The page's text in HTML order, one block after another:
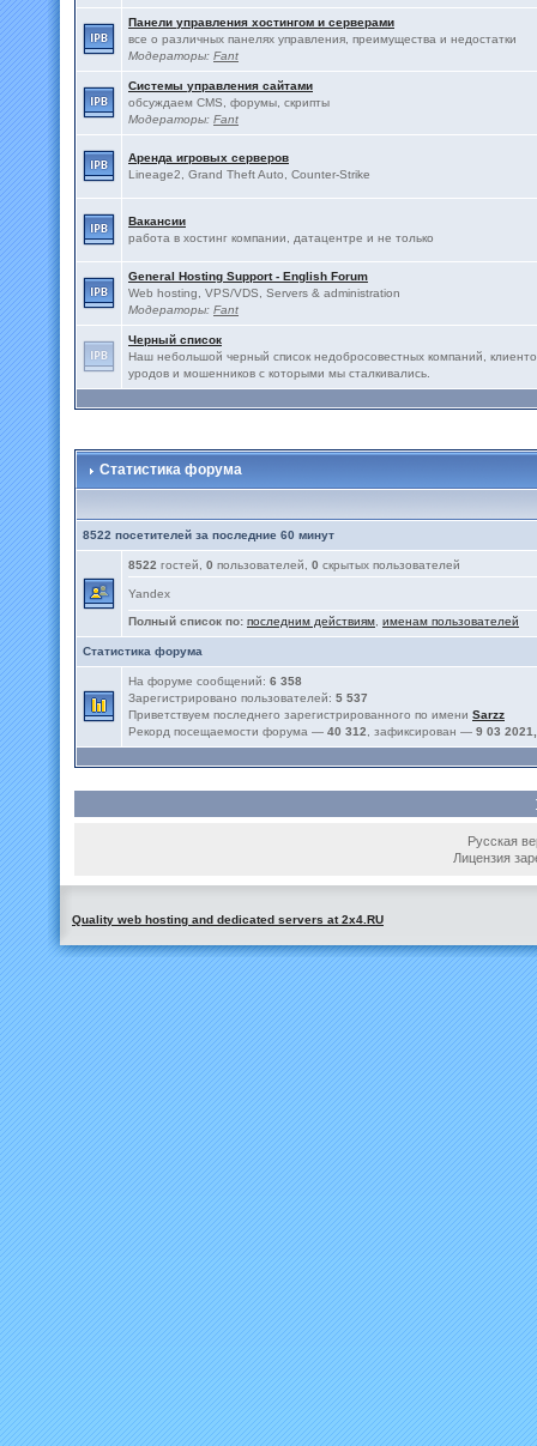
Панели управления хостингом и серверами
все о различных панелях управления, преимущества и недостатки
Модераторы: Fant
Системы управления сайтами
обсуждаем CMS, форумы, скрипты
Модераторы: Fant
Аренда игровых серверов
Lineage2, Grand Theft Auto, Counter-Strike
Вакансии
работа в хостинг компании, датацентре и не только
General Hosting Support - English Forum
Web hosting, VPS/VDS, Servers & administration
Модераторы: Fant
Черный список
Наш небольшой черный список недобросовестных компаний,
уродов и мошенников с которыми мы сталкивались.
Статистика форума
8522 посетителей за последние 60 минут
8522 гостей, 0 пользователей, 0 скрытых пользователей
Yandex
Полный список по: последним действиям именам пользователей
Статистика форума
На форуме сообщений: 6 358
Зарегистрировано пользователей: 5 537
Приветствуем последнего зарегистрированного по имени Sarzz
Рекорд посещаемости форума — 40 312 , зафиксирован — 9 03
Русская
Лицензия
Quality web hosting and dedicated servers at 2x4.RU